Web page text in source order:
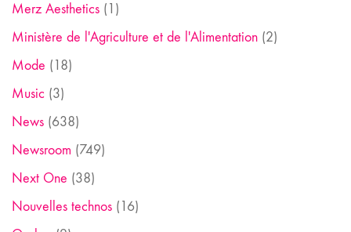
Merz Aesthetics (1)
Ministère de l'Agriculture et de l'Alimentation (2)
Mode (18)
Music (3)
News (638)
Newsroom (749)
Next One (38)
Nouvelles technos (16)